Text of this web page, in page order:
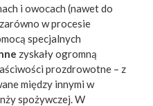
i owocach (nawet do
w procesie
specjalnych
zyskały ogromną
prozdrowotne – z
między innymi w
spożywczej. W